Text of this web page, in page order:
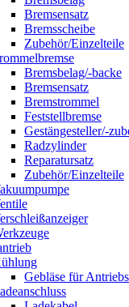
Bremsensatz
Bremsscheibe
Zubehör/Einzelteile
Bremsbelag/-backe
Bremsensatz
Bremstrommel
Feststellbremse
Gestängesteller/-
Radzylinder
Reparatursatz
Zubehör/Einzelteile
Gebläse für